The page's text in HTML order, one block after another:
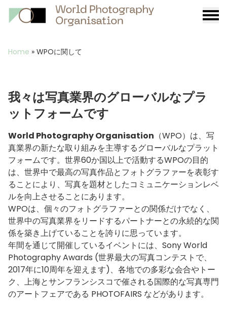
Breadcrumb
Home » WPOに関して
我々は写真業界のグローバルなプラ
ットフォームです​​
World Photography Organisation （WPO）は、写
真業界の新たな取り組みを主導するグローバルなプラット
フォームです。世界60か国以上で活動するWPOの目的
は、世界中で最高の写真作品とフォトグラファーを表彰す
ることにより、写真を題材としたコミュニケーションレベ
ルを向上させることにあります。
WPOは、個々のフォトグラファーとの関係だけでなく、
世界中の写真業界をリードするパートナーとの永続的な関
係を築き上げていることを誇りに思っています。
年間を通じて開催しているイベントには、 Sony World
Photography Awards (世界最大の写真コンテストで、
2017年に10周年を迎えます)、各地での多彩な会合やトー
ク、上海とサンフランシスコで催される国際的な写真専門
のアートフェアである PHOTOFAIRS などがあります。